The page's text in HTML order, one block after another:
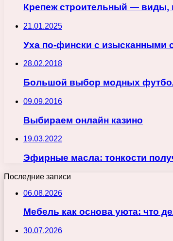
Крепеж строительный — виды,
21.01.2025
Уха по-фински с изысканными
28.02.2018
Большой выбор модных
09.09.2016
Выбираем онлайн казино
19.03.2022
Эфирные масла: тонкости
Последние записи
06.08.2026
Мебель как основа уюта: что
30.07.2026